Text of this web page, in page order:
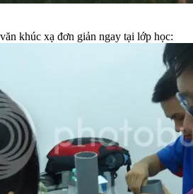
khúc xạ đơn giản ngay tại lớp học: